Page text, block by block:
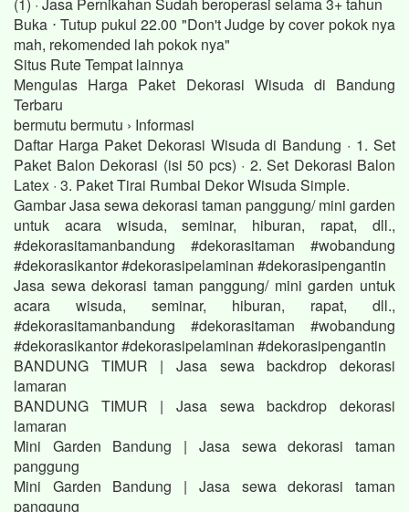
Buka ⋅ Tutup pukul 22.00 "Don't Judge by cover pokok nya
mah, rekomended lah pokok nya"
Situs Rute Tempat lainnya
Mengulas Harga Paket Dekorasi Wisuda di Bandung
Terbaru
bermutu bermutu › Informasi
Daftar Harga Paket Dekorasi Wisuda di Bandung · 1. Set
Paket Balon Dekorasi (isi 50 pcs) · 2. Set Dekorasi Balon
Latex · 3. Paket Tirai Rumbai Dekor Wisuda Simple.
Gambar Jasa sewa dekorasi taman panggung/ mini garden
untuk acara wisuda, seminar, hiburan, rapat, dll.,
#dekorasitamanbandung #dekorasitaman #wobandung
#dekorasikantor #dekorasipelaminan #dekorasipengantin
Jasa sewa dekorasi taman panggung/ mini garden untuk
acara wisuda, seminar, hiburan, rapat, dll.,
#dekorasitamanbandung #dekorasitaman #wobandung
#dekorasikantor #dekorasipelaminan #dekorasipengantin
BANDUNG TIMUR | Jasa sewa backdrop dekorasi
lamaran
BANDUNG TIMUR | Jasa sewa backdrop dekorasi
lamaran
Mini Garden Bandung | Jasa sewa dekorasi taman
panggung
Mini Garden Bandung | Jasa sewa dekorasi taman
panggung